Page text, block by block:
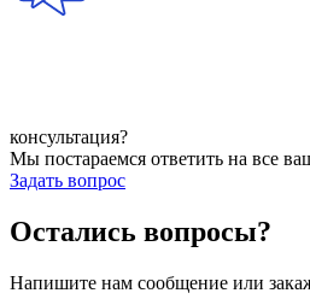
консультация?
Мы постараемся ответить на все
Задать вопрос
Остались вопросы?
Напишите нам сообщение или